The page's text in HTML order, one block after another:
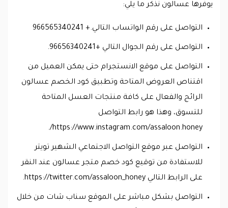
يوفرها عسالون نذكر ما يلي:
التواصل على رقم الواتساب التالي.+ 966565340241
التواصل على رقم الجوال التالي +96656340241.
التواصل على موقع الانستجرام حتى يمكن العميل من
اقتناص العروض المتاحة وتطبيق كود الخصم عسالون
الرائج والفعال على كافة منتجات العسل المتاحة
للتسوق، وهذا هو رابط التواصل
https://www.instagram.com/assaloon.honey/.
التواصل عبر موقع التواصل الاجتماعي الشهير تويتر
للاستفادة من توقيع كود خصم متجر عسالون عند النقر
على الرابط التالي https://twitter.com/assaloon_honey.
التواصل بشكل مباشر على الموقع سناب شات من خلال